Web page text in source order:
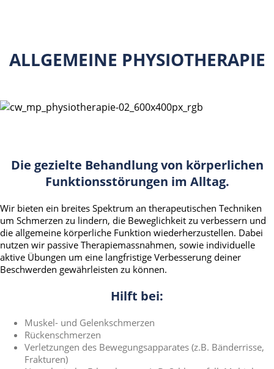
ALLGEMEINE PHYSIOTHERAPIE
Die gezielte Behandlung von körperlichen
Funktionsstörungen im Alltag.
Wir bieten ein breites Spektrum an therapeutischen Techniken
um Schmerzen zu lindern, die Beweglichkeit zu verbessern und
die allgemeine körperliche Funktion wiederherzustellen. Dabei
nutzen wir passive Therapiemassnahmen, sowie individuelle
aktive Übungen um eine langfristige Verbesserung deiner
Beschwerden gewährleisten zu können.
Hilft bei:
Muskel- und Gelenkschmerzen
Rückenschmerzen
Verletzungen des Bewegungsapparates (z.B. Bänderrisse,
Frakturen)